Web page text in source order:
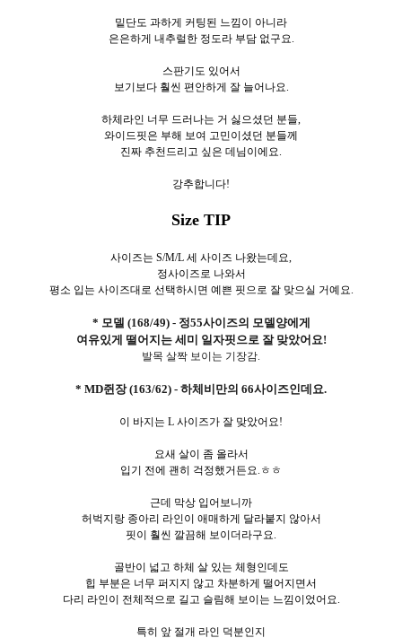
밑단도 과하게 커팅된 느낌이 아니라
은은하게 내추럴한 정도라 부담 없구요.
스판기도 있어서
보기보다 훨씬 편안하게 잘 늘어나요.
하체라인 너무 드러나는 거 싫으셨던 분들,
와이드핏은 부해 보여 고민이셨던 분들께
진짜 추천드리고 싶은 데님이에요.
강추합니다!
Size TIP
사이즈는 S/M/L 세 사이즈 나왔는데요,
정사이즈로 나와서
평소 입는 사이즈대로 선택하시면 예쁜 핏으로 잘 맞으실 거예요.
* 모델 (168/49) - 정55사이즈의 모델양에게
여유있게 떨어지는 세미 일자핏으로 잘 맞았어요!
발목 살짝 보이는 기장감.
* MD쥔장 (163/62) - 하체비만의 66사이즈인데요.
이 바지는 L 사이즈가 잘 맞았어요!
요새 살이 좀 올라서
입기 전에 괜히 걱정했거든요.ㅎㅎ
근데 막상 입어보니까
허벅지랑 종아리 라인이 애매하게 달라붙지 않아서
핏이 훨씬 깔끔해 보이더라구요.
골반이 넓고 하체 살 있는 체형인데도
힙 부분은 너무 퍼지지 않고 차분하게 떨어지면서
다리 라인이 전체적으로 길고 슬림해 보이는 느낌이었어요.
특히 앞 절개 라인 덕분인지